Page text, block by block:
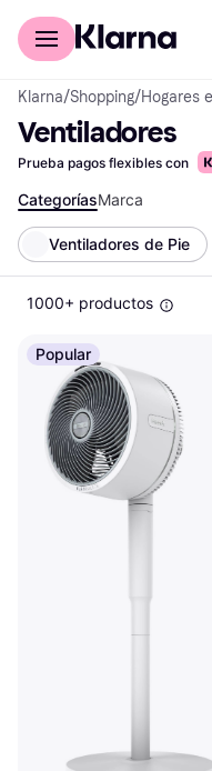
Comprar con Klarna
Klarna/Shopping/Hogares
Ventiladores
Prueba pagos flexibles con
CategoríasMarca
Ventiladores de Pie
1000+ productos
Popular